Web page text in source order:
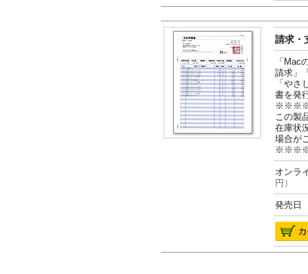
請求・
「Mac
請求」
「や
書を発
この製
在庫状
場合が
オン
円）
発売日